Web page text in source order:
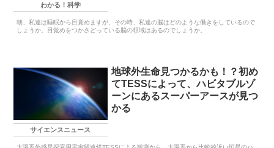
わかる！科学
朝、私達は睡眠から目覚めますが、その時、私達の脳はどのような働きをしているので
しょうか。目覚めをつかさどっている脳の領域はあるのでしょうか。
サイエンスニュース
地球外生命見つかるかも！？初め
てTESSによって、ハビタブルゾ
ーンにあるスーパーアースが見つ
かる